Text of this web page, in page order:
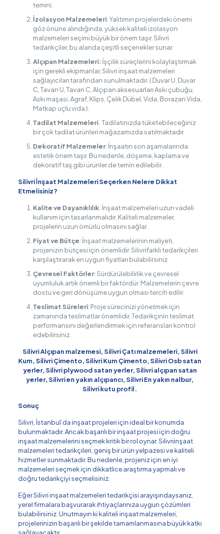
temini.
İzolasyon Malzemeleri: Yalıtımın projelerdeki önemi
göz önüne alındığında, yüksek kaliteli izolasyon
malzemeleri seçimi büyük bir önem taşır. Silivri
tedarikçiler, bu alanda çeşitli seçenekler sunar.
Alçıpan Malzemeleri: İşçilik süreçlerini kolaylaştırmak
için gerekli ekipmanlar, Silivri inşaat malzemeleri
sağlayıcıları tarafından sunulmaktadır. ( Duvar U, Duvar
C, Tavan U, Tavan C, Alçıpan aksesuarları Askı çubuğu,
Askı maşası, Agraf, Klips, Çelik Dübel, Vida, Borazan Vida,
Matkap uçlu vida ).
Tadilat Malzemeleri: Tadilatınızda tüketebileceğiniz
bir çok tadilat ürünleri mağazamızda satılmaktadır.
Dekoratif Malzemeler: İnşaatın son aşamalarında
estetik önem taşır. Bu nedenle, döşeme, kaplama ve
dekoratif taş gibi ürünler de temin edilebilir.
Silivri İnşaat Malzemeleri Seçerken Nelere Dikkat
Etmelisiniz?
Kalite ve Dayanıklılık: İnşaat malzemeleri uzun vadeli
kullanım için tasarlanmalıdır. Kaliteli malzemeler,
projelerin uzun ömürlü olmasını sağlar.
Fiyat ve Bütçe: İnşaat malzemelerinin maliyeti,
projenizin bütçesi için önemlidir. Silivrifarklı tedarikçileri
karşılaştırarak en uygun fiyatları bulabilirsiniz.
Çevresel Faktörler: Sürdürülebilirlik ve çevresel
uyumluluk artık önemli bir faktördür. Malzemelerin çevre
dostu ve geri dönüşüme uygun olması tercih edilir.
Teslimat Süreleri: Proje sürecinizi yönetmek için
zamanında teslimatlar önemlidir. Tedarikçinin teslimat
performansını değerlendirmek için referansları kontrol
edebilirsiniz.
Silivri Alçıpan malzemesi, Silivri Çatı malzemeleri, Silivri
Kum, Silivri Çimento, Silivri Kum Çimento, Silivri Osb satan
yerler, Silivri plywood satan yerler, Silivri alçıpan satan
yerler, Silivri en yakın alçıpancı, Silivri En yakın nalbur,
Silivri kutu profil.
Sonuç
Silivri, İstanbul’da inşaat projeleri için ideal bir konumda
bulunmaktadır. Ancak başarılı bir inşaat projesi için doğru
inşaat malzemelerini seçmek kritik bir rol oynar. Silivriinşaat
malzemeleri tedarikçileri, geniş bir ürün yelpazesi ve kaliteli
hizmetler sunmaktadır. Bu nedenle, projeniz için en iyi
malzemeleri seçmek için dikkatlice araştırma yapmalı ve
doğru tedarikçiyi seçmelisiniz.
Eğer Silivri inşaat malzemeleri tedarikçisi arayışındaysanız,
yerel firmalara başvurarak ihtiyaçlarınıza uygun çözümleri
bulabilirsiniz. Unutmayın ki kaliteli inşaat malzemeleri,
projelerinizin başarılı bir şekilde tamamlanmasına büyük katkı